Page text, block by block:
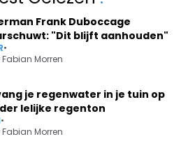
Frank Duboccage
"Dit blijft aanhouden"
•
Fabian Morren
je regenwater in je tuin op
lelijke regenton
•
Fabian Morren